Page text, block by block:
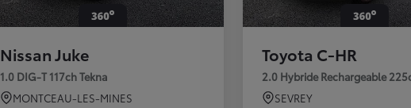
Nissan Juke
1.0 DIG-T 117ch Tekna
MONTCEAU-LES-MINES
Toyota C-HR
2.0 Hybride Rechargeable
SEVREY